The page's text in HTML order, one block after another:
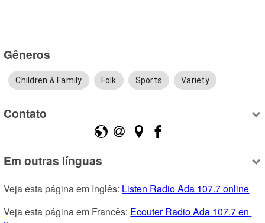
Gêneros
Children & Family Folk Sports Variety
Contato
Em outras línguas
Veja esta página em Inglês: Listen Radio Ada 107.7 online
Veja esta página em Francês: Ecouter Radio Ada 107.7 en